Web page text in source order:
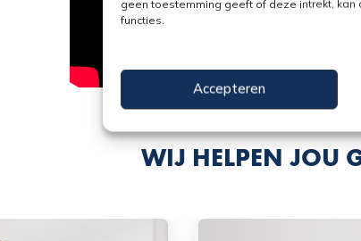
geen toestemming geeft of deze intrekt,
functies.
Accepteren
WIJ HELPEN JOU